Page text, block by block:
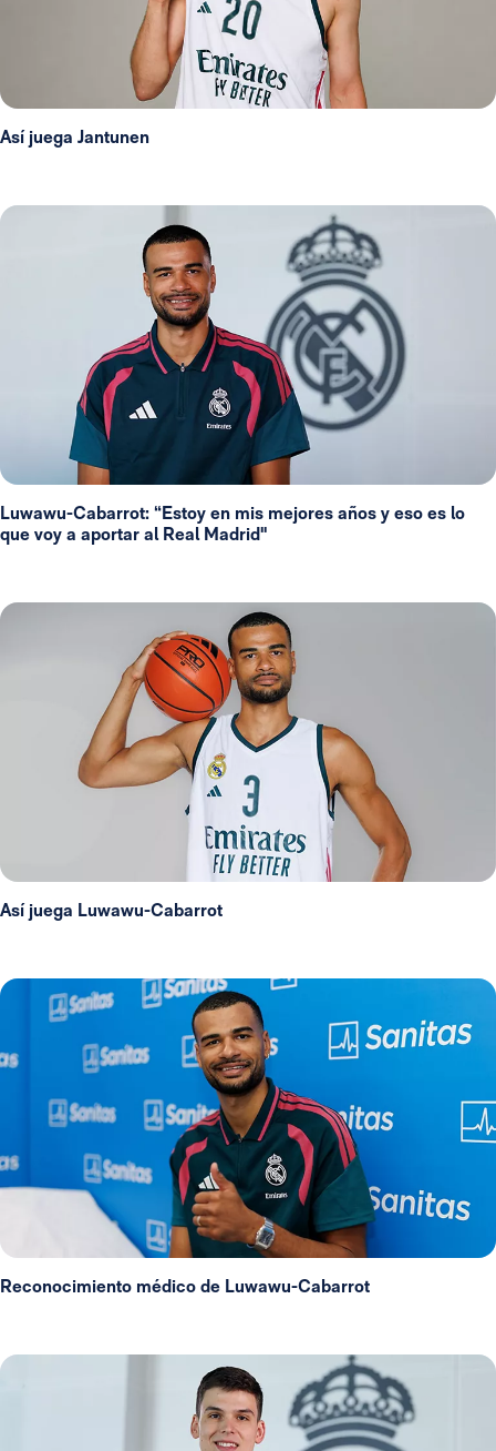
Así juega Jantunen
Luwawu-Cabarrot: “Estoy en mis mejores años y eso es lo
que voy a aportar al Real Madrid"
Así juega Luwawu-Cabarrot
Reconocimiento médico de Luwawu-Cabarrot